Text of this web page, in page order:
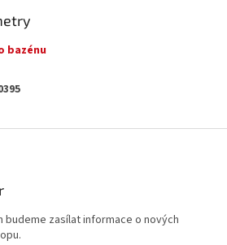
bazénu
budeme zasílat informace o nových